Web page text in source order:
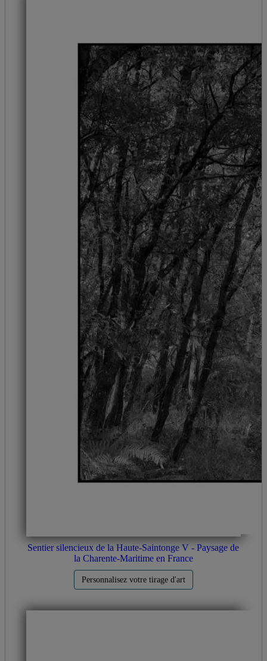
Sentier silencieux de la Haute-Saintonge V - Paysage de
la Charente-Maritime en France
Personnalisez votre tirage d'art